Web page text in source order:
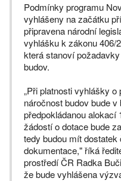
Podmínky programu
vyhlášeny na začátku
připravena národní
vyhlášku k zákonu 406/
která stanoví
budov.
„Při platnosti vyhlášky
náročnost budov bude
předpokládanou alokací
žádostí o dotace bude
tedy budou mít
dokumentace," říká
prostředí ČR Radka
že bude vyhlášena